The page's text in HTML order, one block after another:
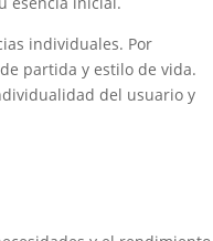
individuales. Por
partida y estilo de vida.
del usuario y